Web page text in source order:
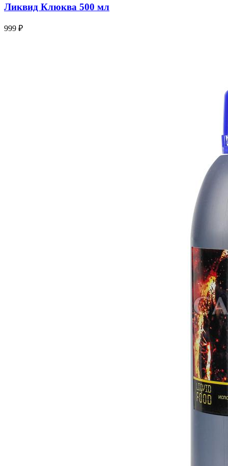
Ликвид Клюква 500 мл
999 ₽